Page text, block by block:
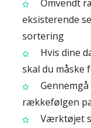
Omvendt
eksisterende
sortering
Hvis dine
skal du måske
rækkefølgen
Værktøjet